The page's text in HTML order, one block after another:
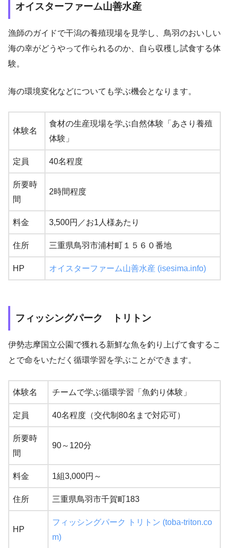
オイスターファーム山善水産
漁師のガイドで干潟の養殖現場を見学し、鳥羽のおいしい
海の幸がどうやって作られるのか、自ら収穫し試食する体
験。
海の環境変化などについても学ぶ機会となります。
体験名
食材の生産現場を学ぶ自然体験「あさり養殖
体験」
定員 40名程度
所要時
間
2時間程度
料金 3,500円／お1人様あたり
住所 三重県鳥羽市浦村町１５６０番地
HP オイスターファーム山善水産 (isesima.info)
フィッシングパーク トリトン
伊勢志摩国立公園で獲れる新鮮な魚を釣り上げて食するこ
とで命をいただく循環学習を学ぶことができます。
体験名 チームで学ぶ循環学習「魚釣り体験」
定員 40名程度（交代制80名まで対応可）
所要時
間
90～120分
料金 1組3,000円～
住所 三重県鳥羽市千賀町183
HP
フィッシングパーク トリトン (toba-triton.co
m)